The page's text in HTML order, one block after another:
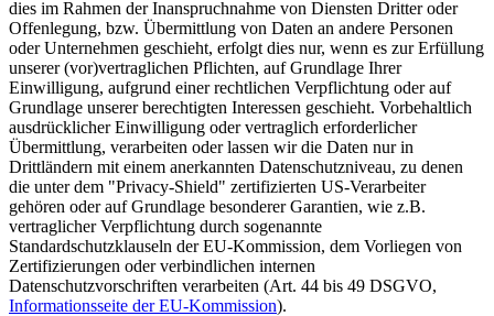
dies im Rahmen der Inanspruchnahme von Diensten Dritter oder
Offenlegung, bzw. Übermittlung von Daten an andere Personen
oder Unternehmen geschieht, erfolgt dies nur, wenn es zur Erfüllung
unserer (vor)vertraglichen Pflichten, auf Grundlage Ihrer
Einwilligung, aufgrund einer rechtlichen Verpflichtung oder auf
Grundlage unserer berechtigten Interessen geschieht. Vorbehaltlich
ausdrücklicher Einwilligung oder vertraglich erforderlicher
Übermittlung, verarbeiten oder lassen wir die Daten nur in
Drittländern mit einem anerkannten Datenschutzniveau, zu denen
die unter dem "Privacy-Shield" zertifizierten US-Verarbeiter
gehören oder auf Grundlage besonderer Garantien, wie z.B.
vertraglicher Verpflichtung durch sogenannte
Standardschutzklauseln der EU-Kommission, dem Vorliegen von
Zertifizierungen oder verbindlichen internen
Datenschutzvorschriften verarbeiten (Art. 44 bis 49 DSGVO,
Informationsseite der EU-Kommission).